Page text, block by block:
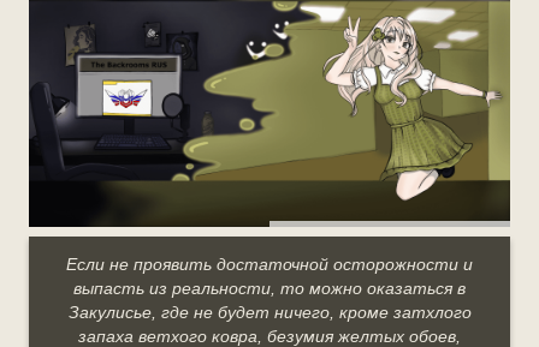
Если не проявить достаточной осторожности и
выпасть из реальности, то можно оказаться в
Закулисье, где не будет ничего, кроме затхлого
запаха ветхого ковра, безумия желтых обоев,